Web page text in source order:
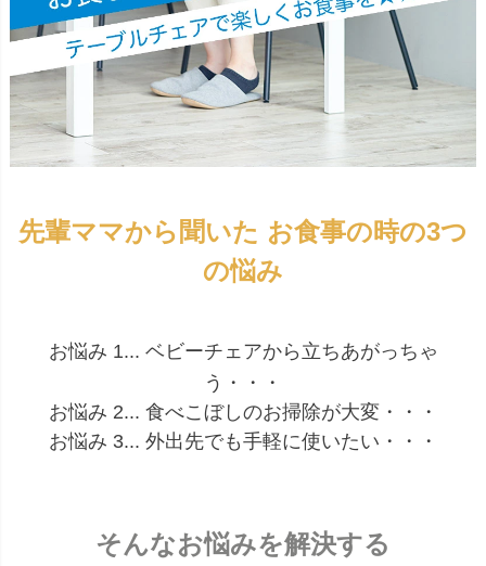
先輩ママから聞いた お食事の時の3つ
の悩み
お悩み 1... ベビーチェアから立ちあがっちゃ
う・・・
お悩み 2... 食べこぼしのお掃除が大変・・・
お悩み 3... 外出先でも手軽に使いたい・・・
そんなお悩みを解決する